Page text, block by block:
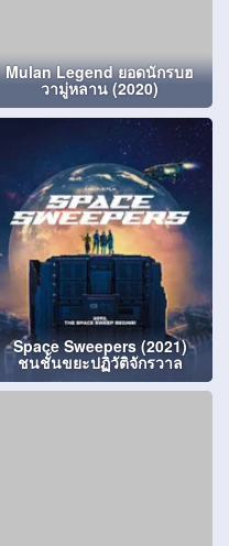
Mulan Legend ยอดนักรบฮ
วามู่หลาน (2020)
Space Sweepers (2021)
ชนชั้นขยะปฏิวัติจักรวาล